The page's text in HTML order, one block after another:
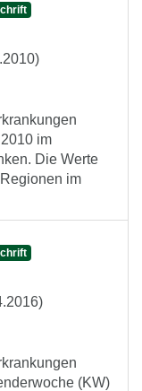
im
Die Werte
im
(KW)